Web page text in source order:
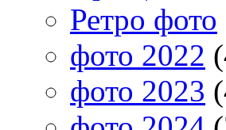
Ретро фото
фото 2022
фото 2023